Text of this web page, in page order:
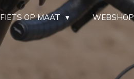
FIETS OP MAAT WEBSHOP